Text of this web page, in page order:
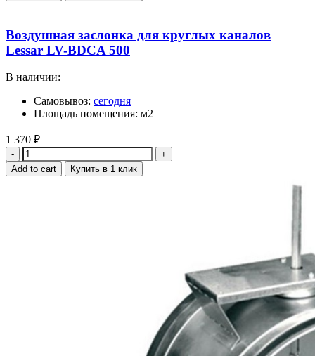
Воздушная заслонка для круглых каналов
Lessar LV-BDCA 500
В наличии:
Самовывоз: сегодня
Площадь помещения: м2
1 370 ₽
Quantity
Add to cart Купить в 1 клик